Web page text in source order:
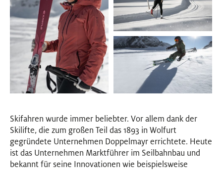
Skifahren wurde immer beliebter. Vor allem dank der
Skilifte, die zum großen Teil das 1893 in Wolfurt
gegründete Unternehmen Doppelmayr errichtete. Heute
ist das Unternehmen Marktführer im Seilbahnbau und
bekannt für seine Innovationen wie beispielsweise